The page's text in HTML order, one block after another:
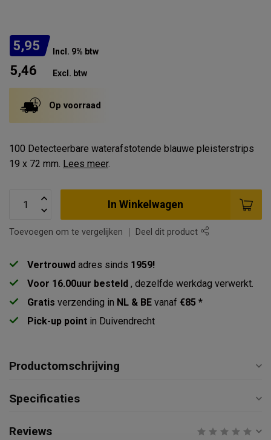
5,95 Incl. 9% btw
5,46 Excl. btw
Op voorraad
100 Detecteerbare waterafstotende blauwe pleisterstrips
19 x 72 mm. Lees meer.
In Winkelwagen
Toevoegen om te vergelijken Deel dit product
Vertrouwd adres sinds 1959!
Voor 16.00uur besteld , dezelfde werkdag verwerkt.
Gratis verzending in NL & BE vanaf €85 *
Pick-up point in Duivendrecht
Productomschrijving
Specificaties
Reviews